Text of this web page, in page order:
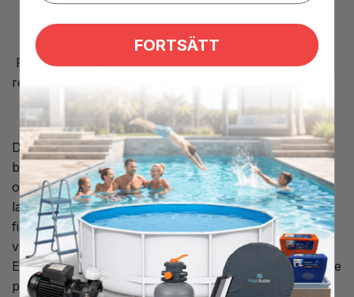
Perfect filtre filterkit fra franske Magiline er et
revolutionerende filtersystem!
Dette fantastiske filtersystem er perfekt til dig, der
bygger en mindre pool (op til 3x6m) og ønsker klart
og rent vand med minimal vedligeholdelse. Med dets
lamel filter er der intet behov for tilbageskylning af dit
filter, da du nemt tager det ud og skyller det med
vandslangen.
Et standard sandfilter renser partikler med en størrelse
på 30-50 mikron, men med dette lamel filter fra
FORTSÄTT